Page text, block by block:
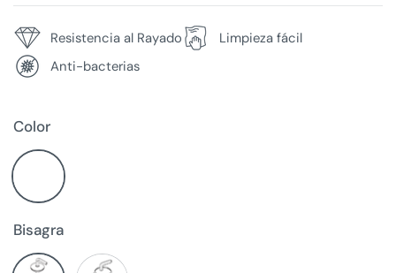
Resistencia al Rayado
Limpieza fácil
Anti-bacterias
Color
Bisagra